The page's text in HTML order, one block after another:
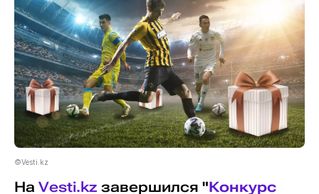
©Vesti.kz
На Vesti.kz завершился "Конкурс